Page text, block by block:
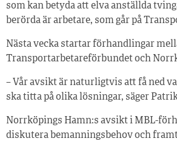
som kan betyda att elva anställda
berörda är arbetare, som går på
Nästa vecka startar förhandlingar
Transportarbetareförbundet och
– Vår avsikt är naturligtvis att få ned
ska titta på olika lösningar, säger
Norrköpings Hamn:s avsikt i MBL-
diskutera bemanningsbehov och